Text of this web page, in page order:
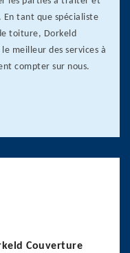
tant que spécialiste
toiture, Dorkeld
meilleur des services à
compter sur nous.
Couverture